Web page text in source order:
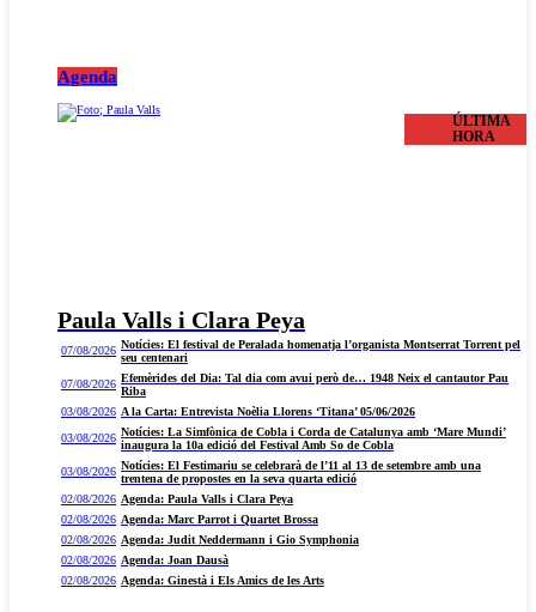
Agenda
Paula Valls i Clara Peya
ÚLTIMA
HORA
07/08/2026 Notícies: El festival de Peralada homenatja l’organista Montserrat Torrent pel
seu centenari
07/08/2026 Efemèrides del Dia: Tal dia com avui però de… 1948 Neix el cantautor Pau
Riba
03/08/2026 A la Carta: Entrevista Noèlia Llorens ‘Titana’ 05/06/2026
03/08/2026 Notícies: La Simfònica de Cobla i Corda de Catalunya amb ‘Mare Mundi’
inaugura la 10a edició del Festival Amb So de Cobla
03/08/2026 Notícies: El Festimariu se celebrarà de l’11 al 13 de setembre amb una
trentena de propostes en la seva quarta edició
02/08/2026 Agenda: Paula Valls i Clara Peya
02/08/2026 Agenda: Marc Parrot i Quartet Brossa
02/08/2026 Agenda: Judit Neddermann i Gio Symphonia
02/08/2026 Agenda: Joan Dausà
02/08/2026 Agenda: Ginestà i Els Amics de les Arts